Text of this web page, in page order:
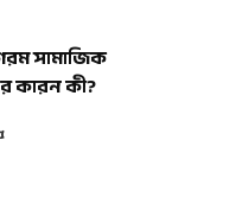
সামাজিক
কারন কী?